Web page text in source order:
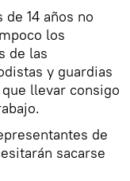
14 años no
los
de las
y guardias
llevar consigo
de
sacarse